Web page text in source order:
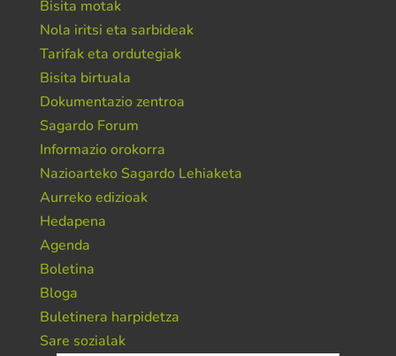
Bisita motak
Nola iritsi eta sarbideak
Tarifak eta ordutegiak
Bisita birtuala
Dokumentazio zentroa
Sagardo Forum
Informazio orokorra
Nazioarteko Sagardo Lehiaketa
Aurreko edizioak
Hedapena
Agenda
Boletina
Bloga
Buletinera harpidetza
Sare sozialak